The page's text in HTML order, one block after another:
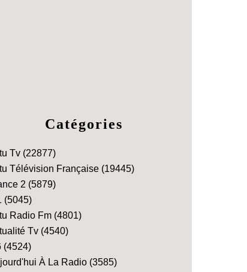
Catégories
Tv (22877)
Télévision Française (19445)
2 (5879)
(5045)
Radio Fm (4801)
Tv (4540)
(4524)
À La Radio (3585)